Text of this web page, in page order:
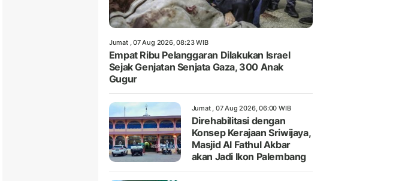
Jumat , 07 Aug 2026, 08:23 WIB
Empat Ribu Pelanggaran Dilakukan Israel
Sejak Genjatan Senjata Gaza, 300 Anak
Gugur
Jumat , 07 Aug 2026, 06:00 WIB
Direhabilitasi dengan
Konsep Kerajaan Sriwijaya,
Masjid Al Fathul Akbar
akan Jadi Ikon Palembang